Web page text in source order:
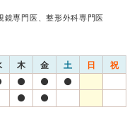
鏡専門医、整形外科専門医
木 金 土 日 祝